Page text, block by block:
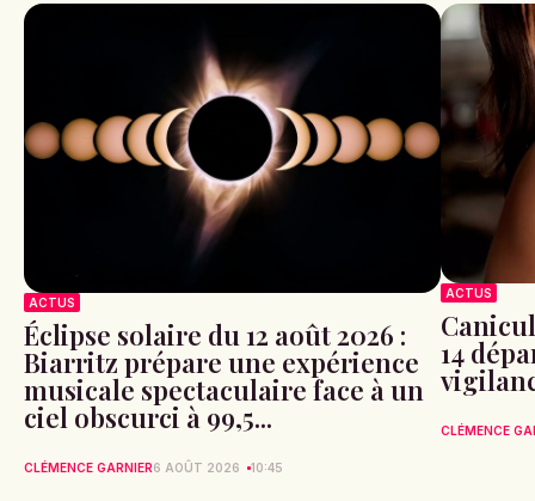
ACTUS
Éclipse solaire du 12 août 2026 :
Biarritz prépare une expérience
musicale spectaculaire face à un
ciel obscurci à 99,5...
CLÉMENCE GARNIER6 AOÛT 2026 10:45
ACTUS
14
CLÉMENCE